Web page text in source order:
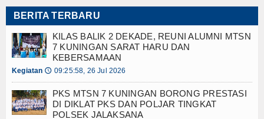
LEGALITAS
HUBUNGI KAMI
KEGIATAN
JAWA BARAT
KEPUTRIAN
2026
TAHSIN, TAHFIZ, DAN KEPUTRIAN
EDUKASI PERLINDUNGAN ANAK
BARU LITERASI DIGITAL
JUARA UMUM
BERITA TERBARU
KILAS BALIK 2 DEKADE, REUNI ALUMNI MTSN
7 KUNINGAN SARAT HARU DAN
KEBERSAMAAN
Kegiatan 🕔 09:25:58, 26 Jul 2026
PKS MTSN 7 KUNINGAN BORONG PRESTASI
DI DIKLAT PKS DAN POLJAR TINGKAT
POLSEK JALAKSANA